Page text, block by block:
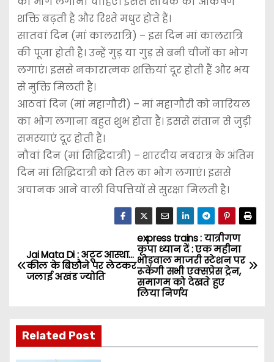
शक्ति बढ़ती है और रिश्ते मधुर होते हैं।
सातवां दिन (मां कालरात्रि) – इस दिन मां कालरात्रि
की पूजा होती है। उन्हें गुड़ या गुड़ से बनी चीजों का भोग
लगाएं। इससे नकारात्मक शक्तियां दूर होती हैं और भय
से मुक्ति मिलती है।
आठवां दिन (मां महागौरी) – मां महागौरी को नारियल
का भोग लगाना बहुत शुभ होता है। इससे संतान से जुड़ी
समस्याएं दूर होती हैं।
नौवां दिन (मां सिद्धिदात्री) – शारदीय नवरात्र के अंतिम
दिन मां सिद्धिदात्री को तिल का भोग लगाएं। इससे
अचानक आने वाली विपत्तियों से सुरक्षा मिलती है।
o
t
n
express trains : यात्रीगण
कृपा ध्यान दें : एक महीना
भोड़वाल माजरी स्टेशन पर
रूकेंगी सभी एक्सप्रेस ट्रेन,
समागम को देखते हुए
लिया निर्णय
Jai Mata Di : अटूट आस्था…
कील के बिछौने पर लेटकर
जलाई अखंड ज्योति
Related Post